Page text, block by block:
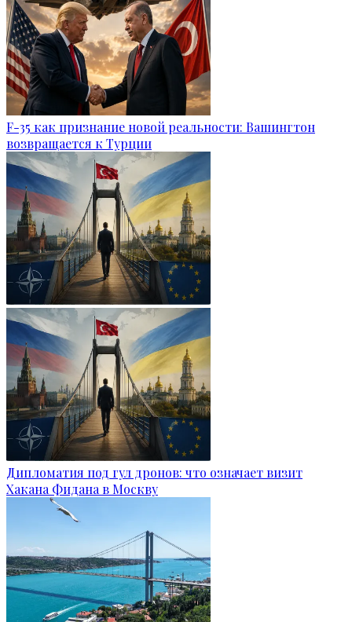
F-35 как признание новой реальности: Вашингтон
возвращается к Турции
Дипломатия под гул дронов: что означает визит
Хакана Фидана в Москву